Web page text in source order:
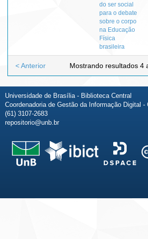
do ser social
para o debate
sobre o corpo
na Educação
Física
brasileira
Mostrando resultados 4
< Anterior
Universidade de Brasília - Biblioteca Central
Coordenadoria de Gestão da Informação Digital -
(61) 3107-2683
repositorio@unb.br